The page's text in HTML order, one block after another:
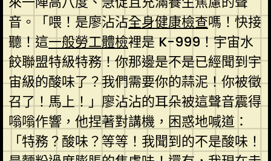
音。「喂！是廖沾沾全身健康檢查嗎！快接
聽！這一般勞工體檢裡是 K-999！宇宙水
餃聯盟特級特務！你那邊是不是已經聞到宇
宙級的酸味了？我們需要你的蒜泥！你被徵
召了！馬上！」廖沾沾的耳朵被這聲音震得
嗡嗡作響，他捏著對講機，困惑地喊道：
「特務？酸味？等等！我聞到的不是酸味！